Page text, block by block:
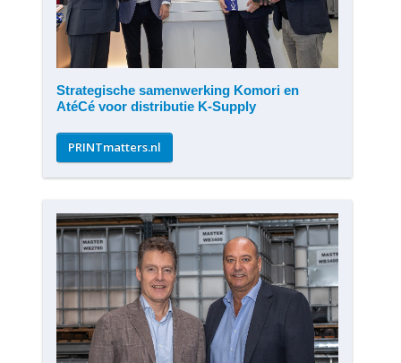
Strategische samenwerking Komori en
AtéCé voor distributie K-Supply
PRINTmatters.nl